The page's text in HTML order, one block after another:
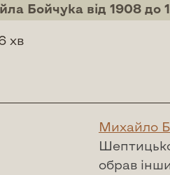
Бойчука від 1908 до
хв
Михайло
обрав